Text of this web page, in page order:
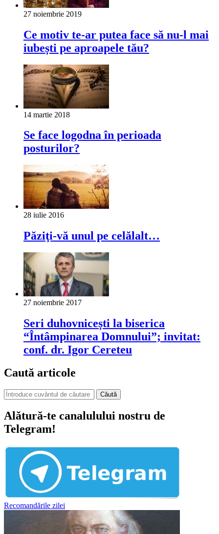
27 noiembrie 2019
Ce motiv te-ar putea face să nu-l mai
iubești pe aproapele tău?
14 martie 2018
Se face logodna în perioada
posturilor?
28 iulie 2016
Păziţi-vă unul pe celălalt…
27 noiembrie 2017
Seri duhovnicești la biserica
“Întâmpinarea Domnului”; invitat:
conf. dr. Igor Cereteu
Caută articole
Căută
Alătură-te canalulului nostru de
Telegram!
Recomandările zilei